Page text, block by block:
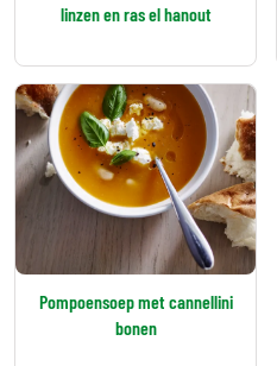
linzen en ras el hanout
Pompoensoep met cannellini
bonen